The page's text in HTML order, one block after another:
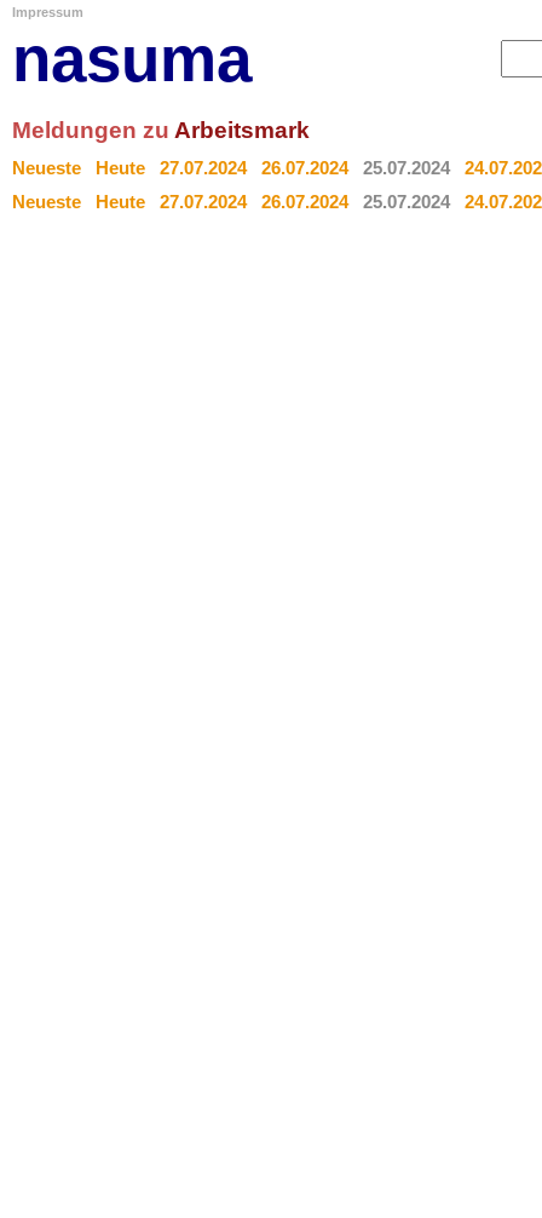
Impressum
nasuma
Meldungen zu Arbeitsmark
Neueste Heute 27.07.2024 26.07.2024 25.07.2024
Neueste
Heute 27.07.2024 26.07.2024 25.07.2024